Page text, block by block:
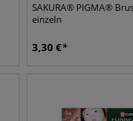
SAKURA® PIGMA®
einzeln
3,30 €